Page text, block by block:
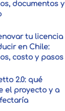
documentos y
tu licencia
en Chile:
costo y pasos
2.0: qué
el proyecto y a